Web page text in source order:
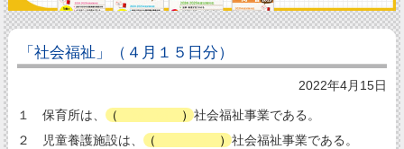
「社会福祉」（４月１５日分）
2022年4月15日
１ 保育所は、 （ ）社会福祉事業である。
２ 児童養護施設は、 （ ）社会福祉事業である。